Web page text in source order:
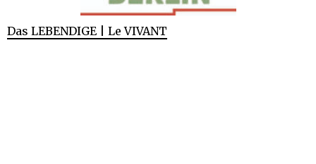
Das LEBENDIGE | Le VIVANT